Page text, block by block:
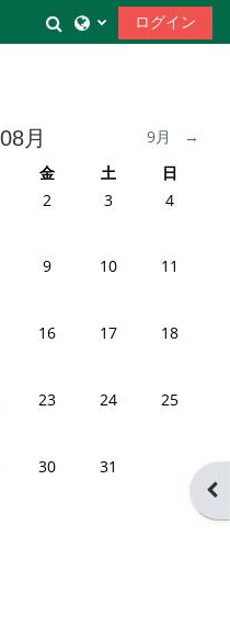
検索入力に切り替
ログイン
ブ
月 9月
→
金曜日
金 土曜日
土 日曜日
日
ントなし 2024年 08月 1日
イベントなし 2024年 08月
2 イベントなし
3 イベント
4
月 6日
2024年 08月 7日
ントなし 2024年 08月 8日
イベントなし 2024年 08月
9 イベントなし
10 イベント
11
月 13日年 08月 14日
ントなし 2024年 08月 15日
イベントなし 2024年 08月
16 イベントなし
17 イベント
18
月 20日年 08月 21日
ントなし 2024年 08月 22日
イベントなし 2024年 08月
23 イベントなし
24 イベント
25
月 27日年 08月 28日
ントなし 2024年 08月 29日
イベントなし 2024年 08月
30 イベントなし
31